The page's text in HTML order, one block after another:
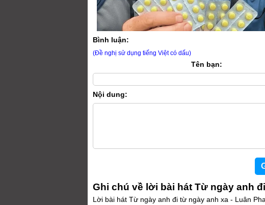
Bình luận:
(Đề nghị sử dụng tiếng Việt có dấu)
Tên bạn:
Nội dung:
Ghi chú về lời bài hát Từ ngày anh
Lời bài hát Từ ngày anh đi từ ngày anh xa - Luân